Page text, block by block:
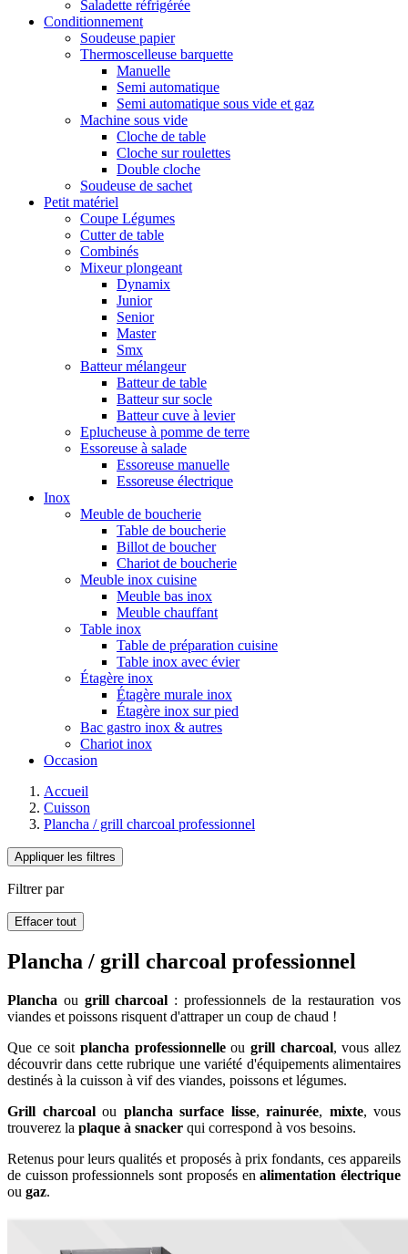
Saladette réfrigérée
Conditionnement
Soudeuse papier
Thermoscelleuse barquette
Manuelle
Semi automatique
Semi automatique sous vide et gaz
Machine sous vide
Cloche de table
Cloche sur roulettes
Double cloche
Soudeuse de sachet
Petit matériel
Coupe Légumes
Cutter de table
Combinés
Mixeur plongeant
Dynamix
Junior
Senior
Master
Smx
Batteur mélangeur
Batteur de table
Batteur sur socle
Batteur cuve à levier
Eplucheuse à pomme de terre
Essoreuse à salade
Essoreuse manuelle
Essoreuse électrique
Inox
Meuble de boucherie
Table de boucherie
Billot de boucher
Chariot de boucherie
Meuble inox cuisine
Meuble bas inox
Meuble chauffant
Table inox
Table de préparation cuisine
Table inox avec évier
Étagère inox
Étagère murale inox
Étagère inox sur pied
Bac gastro inox & autres
Chariot inox
Occasion
Accueil
Cuisson
Plancha / grill charcoal professionnel
Appliquer les filtres
Filtrer par
Effacer tout
Plancha / grill charcoal professionnel
Plancha ou grill charcoal : professionnels de la restauration vos
viandes et poissons risquent d'attraper un coup de chaud !
Que ce soit plancha professionnelleougrill charcoal, vous allez
découvrir dans cette rubrique une variété d'équipements alimentaires
destinés à la cuisson à vif des viandes, poissons et légumes.
Grill charcoalou plancha surface lisse, rainurée, mixte, vous
trouverez la plaque à snacker qui correspond à vos besoins.
Retenus pour leurs qualités et proposés à prix fondants, ces appareils
de cuisson professionnels sont proposés enalimentation électrique
ou gaz.